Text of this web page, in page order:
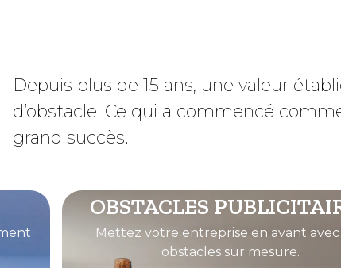
Depuis plus de 15 ans, une valeur
d’obstacle. Ce qui a commencé
grand succès.
OBSTACLES
Mettez votre entreprise en avant avec
obstacles sur mesure.